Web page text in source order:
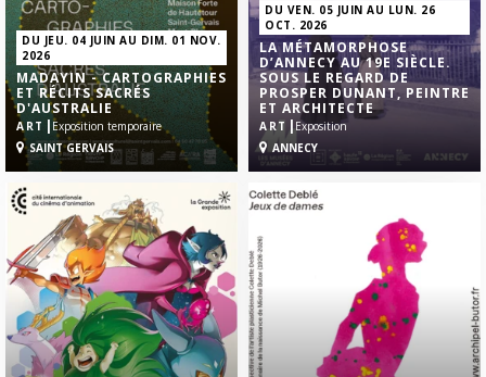
DU JEU. 04 JUIN AU DIM. 01 NOV.
2026
MADAYIN - CARTOGRAPHIES
ET RÉCITS SACRÉS
D'AUSTRALIE
ART | Exposition temporaire
SAINT GERVAIS
DU VEN. 05 JUIN AU LUN. 26
OCT. 2026
LA MÉTAMORPHOSE
D’ANNECY AU 19E SIÈCLE.
SOUS LE REGARD DE
PROSPER DUNANT, PEINTRE
ET ARCHITECTE
ART |Exposition
ANNECY